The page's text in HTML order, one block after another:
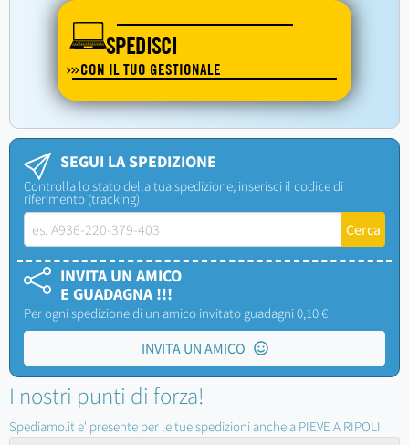
SPEDISCI
CON IL TUO GESTIONALE
SEGUI LA SPEDIZIONE
Controlla lo stato della tua spedizione, inserisci il codice di
riferimento (tracking)
INVITA UN AMICO
E GUADAGNA !!!
Per ogni spedizione di un amico invitato guadagni 0,10 €
INVITA UN AMICO
I nostri punti di forza!
Spediamo.it e' presente per le tue spedizioni anche a PIEVE A RIPOLI